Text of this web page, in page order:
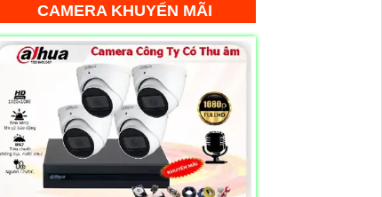
CAMERA KHUYẾN MÃI